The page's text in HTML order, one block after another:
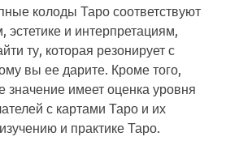
колоды Таро соответствуют
и интерпретациям,
ту, которая резонирует с
вы ее дарите. Кроме того,
значение имеет оценка уровня
с картами Таро и их
и практике Таро.